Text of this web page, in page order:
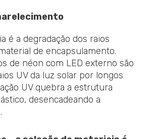
é a degradação dos raios
de encapsulamento.
de néon com LED externo são
UV da luz solar por longos
UV quebra a estrutura
desencadeando a